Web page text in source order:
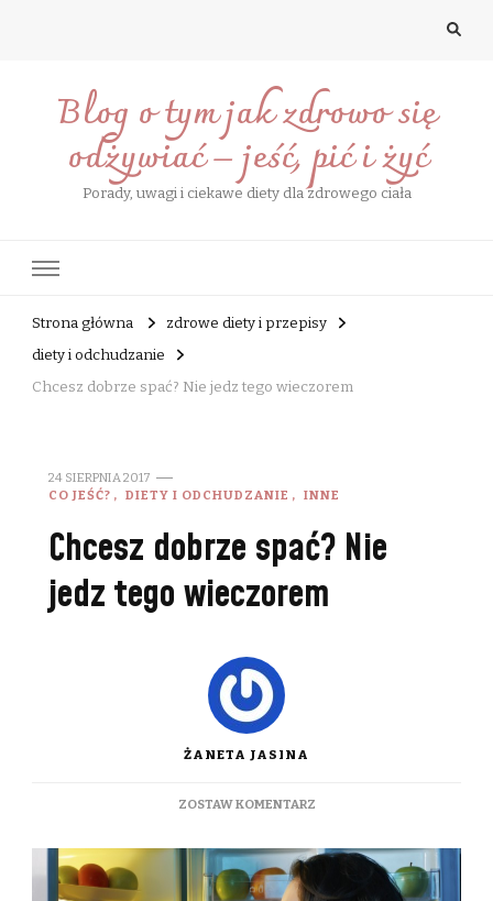
Blog o tym jak zdrowo się
odżywiać – jeść, pić i żyć
Porady, uwagi i ciekawe diety dla zdrowego ciała
Strona główna
zdrowe diety i przepisy
diety i odchudzanie
Chcesz dobrze spać? Nie jedz tego wieczorem
24 SIERPNIA 2017
CO JEŚĆ?
DIETY I ODCHUDZANIE INNE
Chcesz dobrze spać? Nie
jedz tego wieczorem
ŻANETA JASINA
ZOSTAW KOMENTARZDO
SPAĆ?
NIE